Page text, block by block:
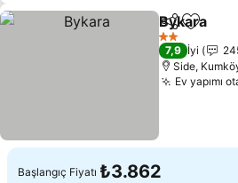
Paylaş
Bykara
2 Yıldız
7,9 İyi
Side,
Ev yapımı
Başlangıç Fiyatı ₺3.862